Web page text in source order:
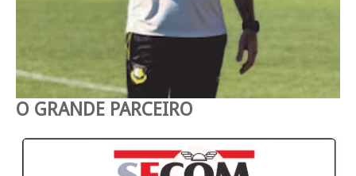
O GRANDE PARCEIRO